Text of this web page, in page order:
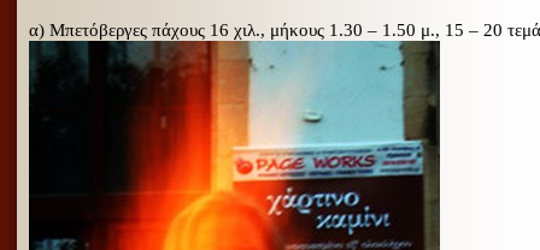
α) Μπετόβεργες πάχους 16 χιλ., μήκους 1.30 – 1.50 μ., 15 – 20